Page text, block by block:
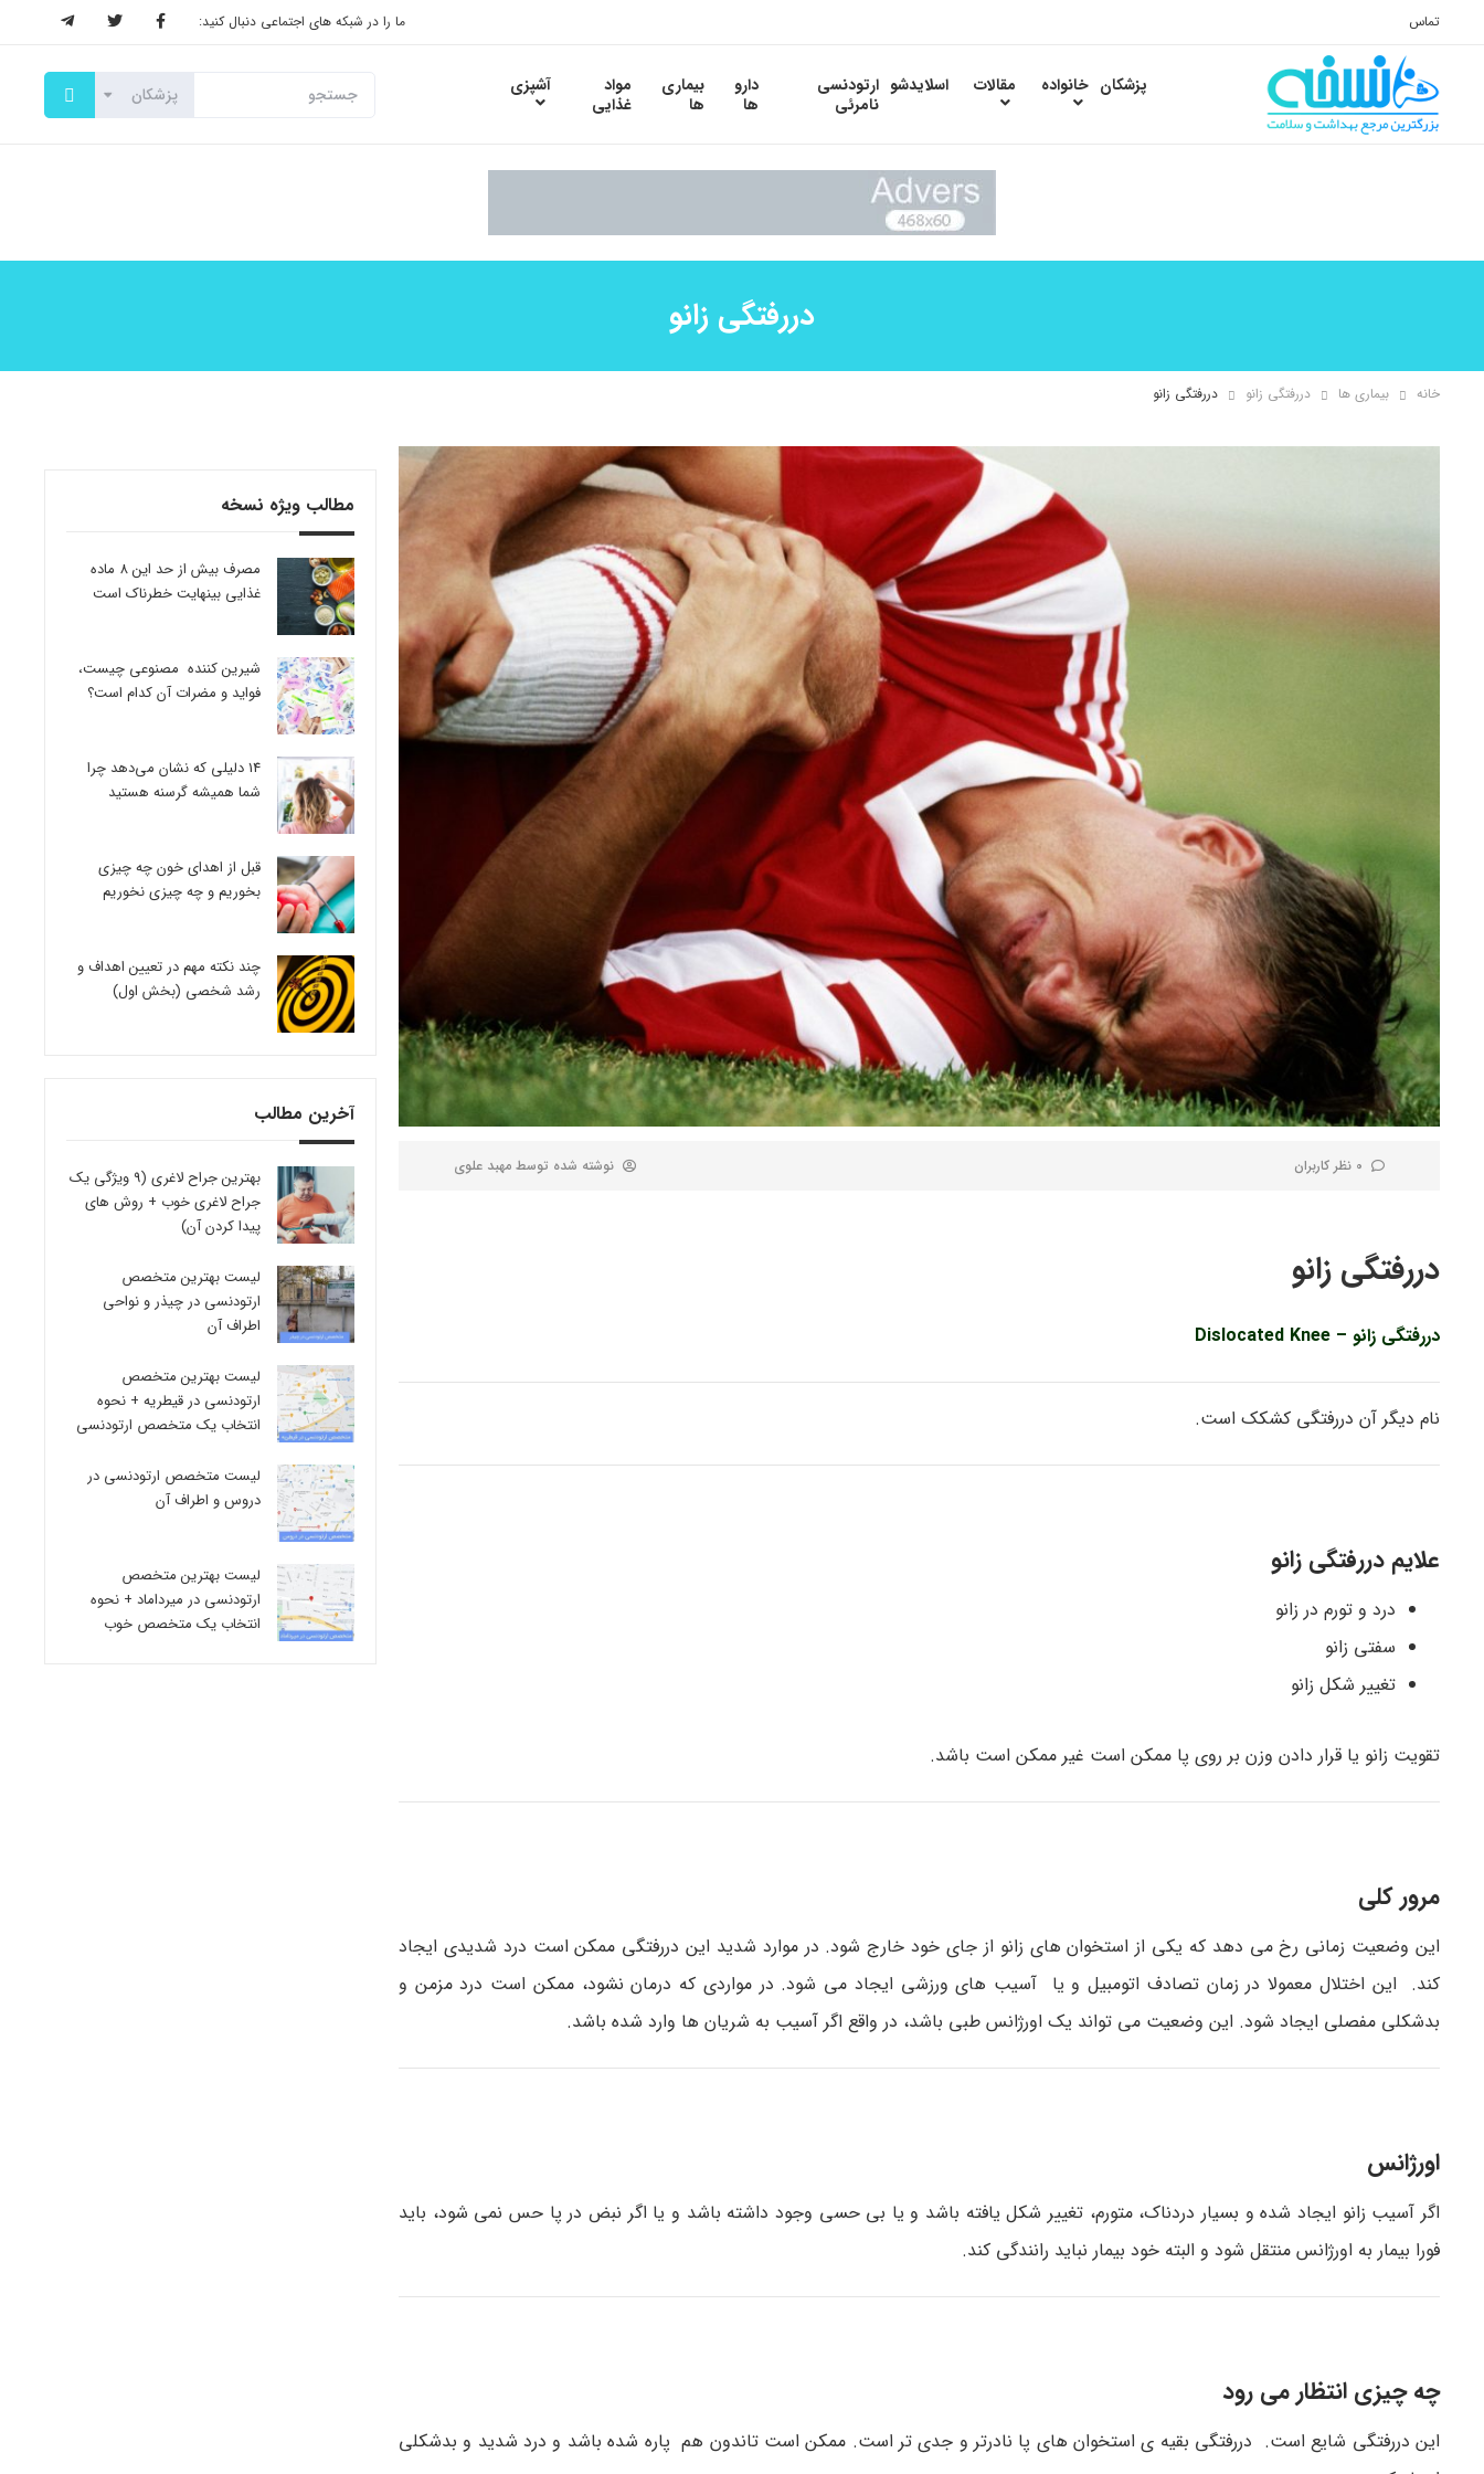
تماس ما را در شبکه های اجتماعی دنبال کنید:
پزشکان خانواده مقالات اسلایدشو ارتودنسی
نامرئی
دارو
ها
بیماری
ها
مواد
غذایی
آشپزی
دررفتگی زانو
خانه بیماری ها دررفتگی زانو دررفتگی زانو
0 نظر کاربران نوشته شده توسط مهبد علوی
دررفتگی زانو
دررفتگی زانو – Dislocated Knee
نام دیگر آن دررفتگی کشکک است.
علایم دررفتگی زانو
درد و تورم در زانو
سفتی زانو
تغییر شکل زانو
تقویت زانو یا قرار دادن وزن بر روی پا ممکن است غیر ممکن است باشد.
مرور کلی
این وضعیت زمانی رخ می دهد که یکی از استخوان های زانو از جای خود خارج شود. در موارد شدید این دررفتگی ممکن است درد شدیدی ایجاد
کند. این اختلال معمولا در زمان تصادف اتومبیل و یا آسیب های ورزشی ایجاد می شود. در مواردی که درمان نشود، ممکن است درد مزمن و
بدشکلی مفصلی ایجاد شود. این وضعیت می تواند یک اورژانس طبی باشد، در واقع اگر آسیب به شریان ها وارد شده باشد.
اورژانس
اگر آسیب زانو ایجاد شده و بسیار دردناک، متورم، تغییر شکل یافته باشد و یا بی حسی وجود داشته باشد و یا اگر نبض در پا حس نمی شود، باید
فورا بیمار به اورژانس منتقل شود و البته خود بیمار نباید رانندگی کند.
چه چیزی انتظار می رود
این دررفتگی شایع است. دررفتگی بقیه ی استخوان های پا نادرتر و جدی تر است. ممکن است تاندون هم پاره شده باشد و درد شدید و بدشکلی
مطالب ویژه نسخه
مصرف بیش از حد این 8 ماده
غذایی بینهایت خطرناک است
شیرین کننده مصنوعی چیست،
فواید و مضرات آن کدام است؟
14 دلیلی که نشان می‌دهد چرا
شما همیشه گرسنه هستید
قبل از اهدای خون چه چیزی
بخوریم و چه چیزی نخوریم
چند نکته مهم در تعیین اهداف و
رشد شخصی (بخش اول)
آخرین مطالب
بهترین جراح لاغری (9 ویژگی یک
جراح لاغری خوب + روش های
پیدا کردن آن)
لیست بهترین متخصص
ارتودنسی در چیذر و نواحی
اطراف آن
لیست بهترین متخصص
ارتودنسی در قیطریه + نحوه
انتخاب یک متخصص ارتودنسی
لیست متخصص ارتودنسی در
دروس و اطراف آن
لیست بهترین متخصص
ارتودنسی در میرداماد + نحوه
انتخاب یک متخصص خوب